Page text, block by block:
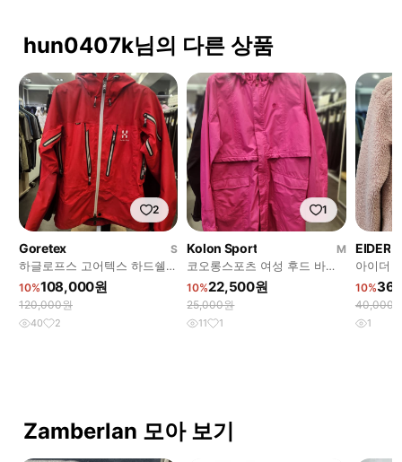
hun0407k님의 다른 상품
2
Goretex
S
하글로프스 고어텍스 하드쉘
자켓 레드 등산/아웃도어
10%108,000원
120,000원
40 2
1
Kolon Sport
M
코오롱스포츠 여성 후드 바람
막이 자켓 핑크 등산자켓 상태
좋음
10%22,500원
25,000원
11 1
EIDER
아이더
후드 집
10%
40,000
1
Zamberlan 모아 보기